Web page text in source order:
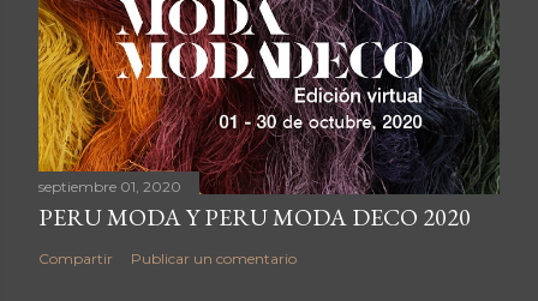
septiembre 01, 2020
PERU MODA Y PERU MODA DECO 2020
Compartir Publicar un comentario